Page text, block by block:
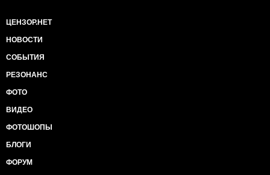
ЦЕНЗОР.НЕТ
НОВОСТИ
СОБЫТИЯ
РЕЗОНАНС
ФОТО
ВИДЕО
ФОТОШОПЫ
БЛОГИ
ФОРУМ